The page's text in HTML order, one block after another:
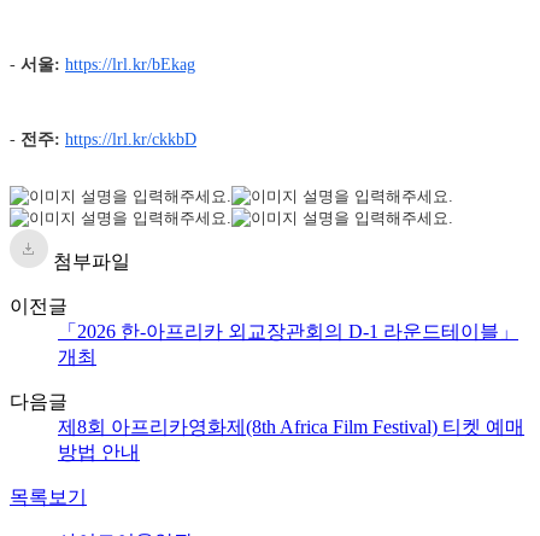
- 서울: https://lrl.kr/bEkag
- 전주: https://lrl.kr/ckkbD
첨부파일
이전글
「2026 한-아프리카 외교장관회의 D-1 라운드테이블」
개최
다음글
제8회 아프리카영화제(8th Africa Film Festival) 티켓 예매
방법 안내
목록보기